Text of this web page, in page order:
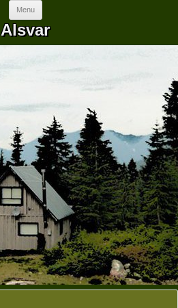
Menu Skip to content
Alsvar